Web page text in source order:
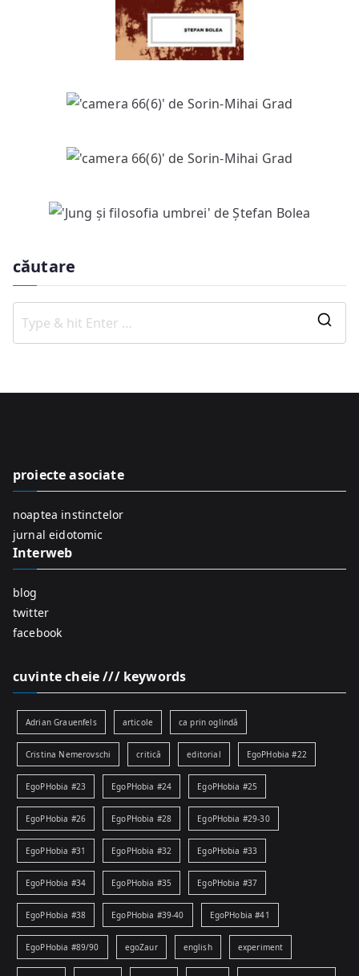
căutare
o
proiecte asociate
noaptea instinctelor
jurnal eidotomic
Interweb
blog
twitter
facebook
cuvinte cheie /// keywords
Adrian Grauenfels articole ca prin oglindă
Cristina Nemerovschi critică editorial EgoPHobia #22
EgoPHobia #23 EgoPHobia #24 EgoPHobia #25
EgoPHobia #26 EgoPHobia #28 EgoPHobia #29-30
EgoPHobia #31 EgoPHobia #32 EgoPHobia #33
EgoPHobia #34 EgoPHobia #35 EgoPHobia #37
EgoPHobia #38 EgoPHobia #39-40 EgoPHobia #41
EgoPHobia #89/90 egoZaur english experiment